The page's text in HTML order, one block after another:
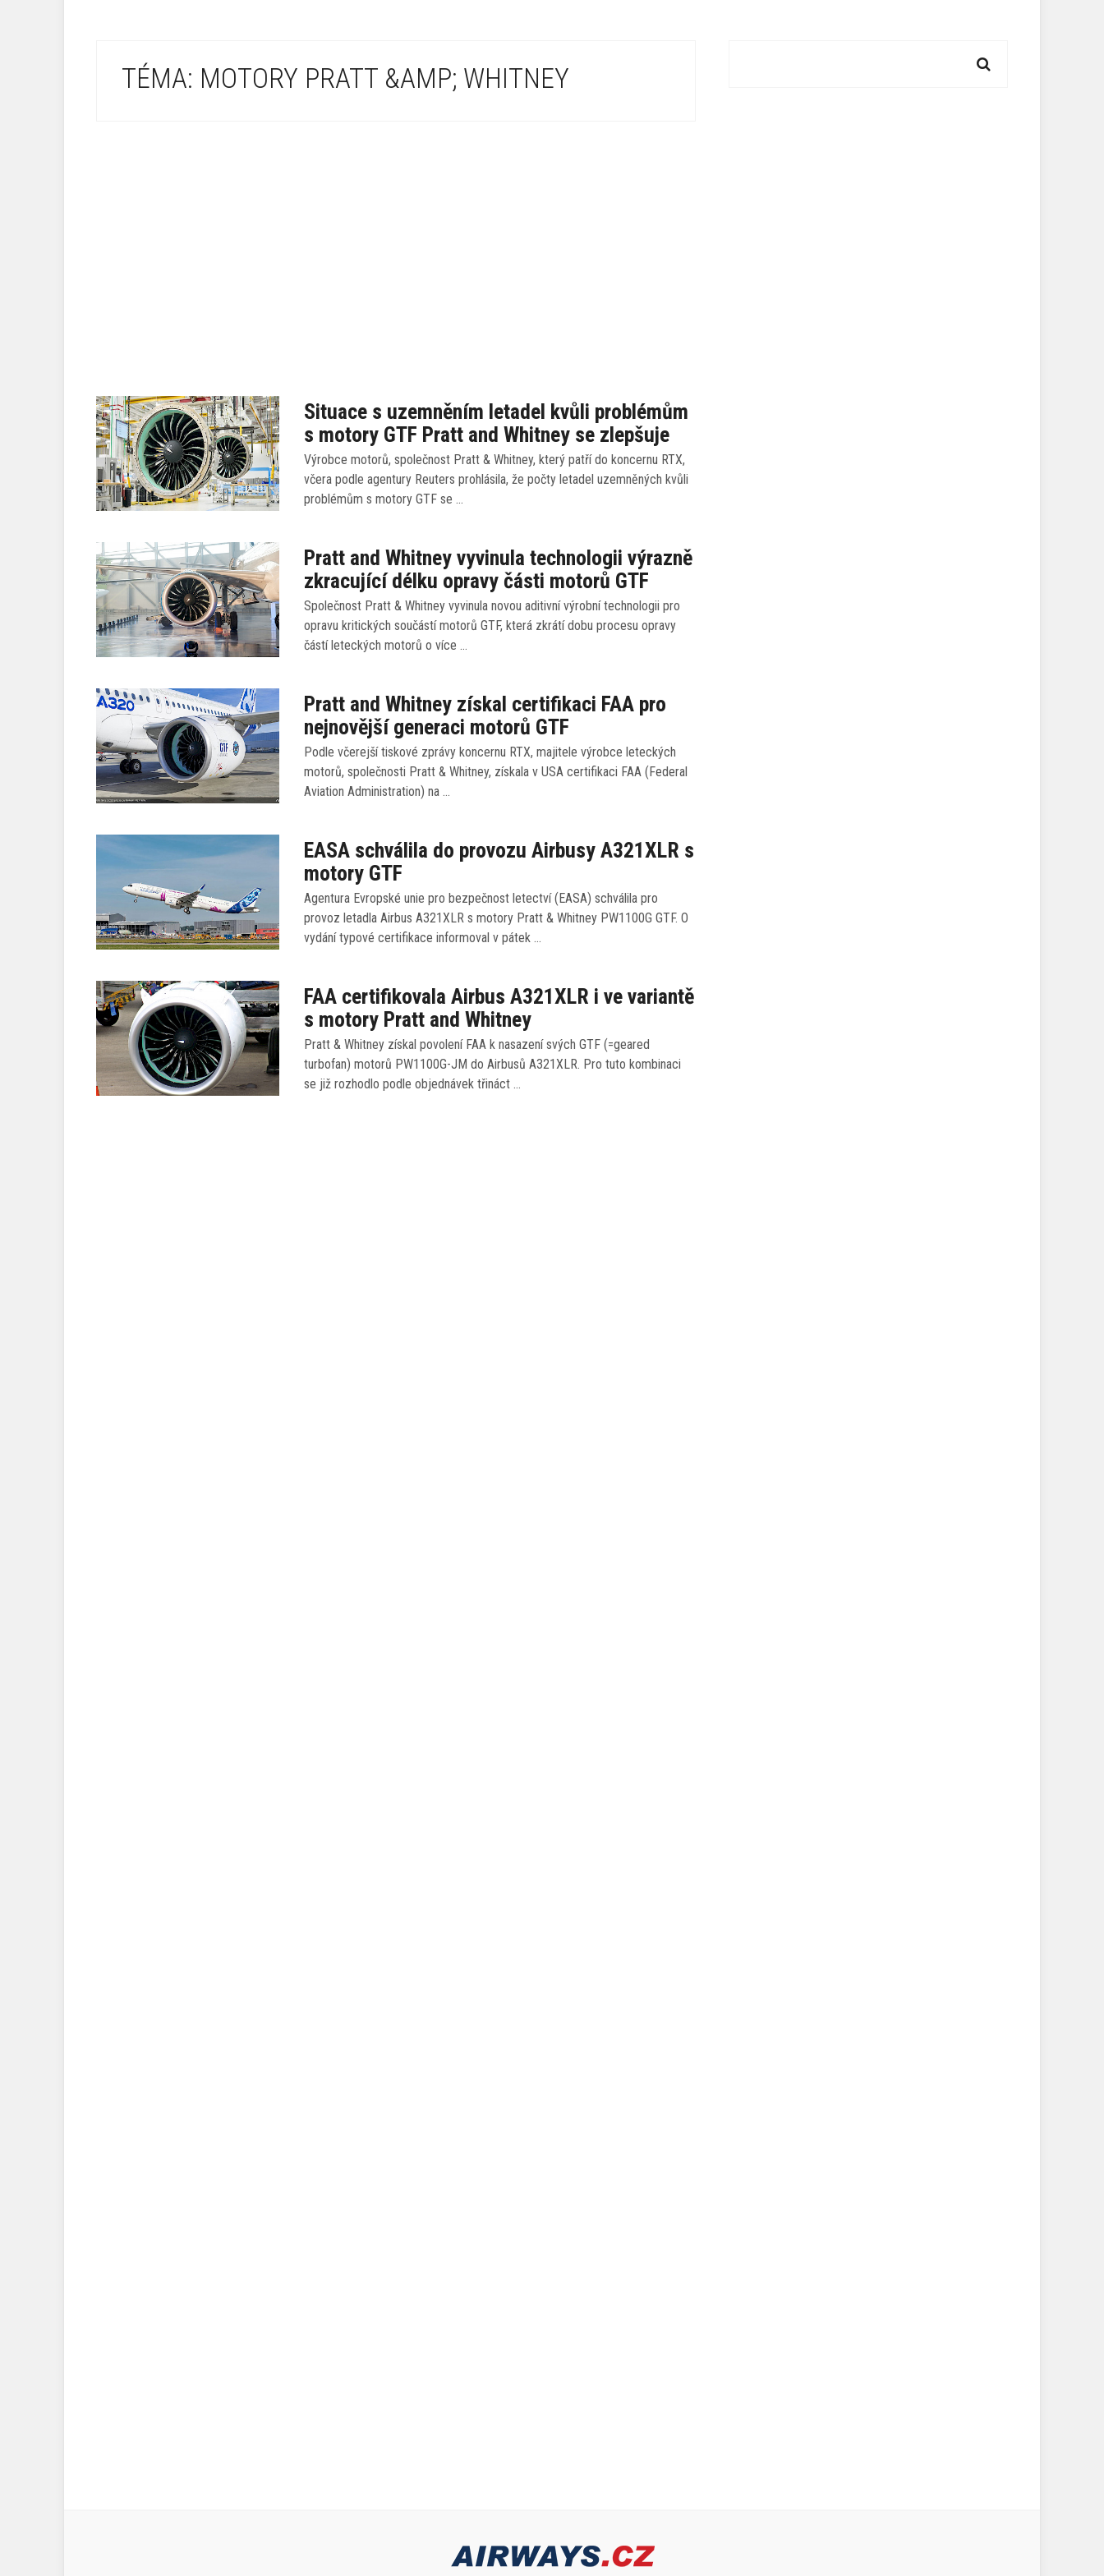
TÉMA: MOTORY PRATT &AMP; WHITNEY
Situace s uzemněním letadel kvůli problémům
s motory GTF Pratt and Whitney se zlepšuje
Výrobce motorů, společnost Pratt & Whitney, který patří do koncernu RTX,
včera podle agentury Reuters prohlásila, že počty letadel uzemněných kvůli
problémům s motory GTF se …
Pratt and Whitney vyvinula technologii výrazně
zkracující délku opravy části motorů GTF
Společnost Pratt & Whitney vyvinula novou aditivní výrobní technologii pro
opravu kritických součástí motorů GTF, která zkrátí dobu procesu opravy
částí leteckých motorů o více …
Pratt and Whitney získal certifikaci FAA pro
nejnovější generaci motorů GTF
Podle včerejší tiskové zprávy koncernu RTX, majitele výrobce leteckých
motorů, společnosti Pratt & Whitney, získala v USA certifikaci FAA (Federal
Aviation Administration) na …
EASA schválila do provozu Airbusy A321XLR s
motory GTF
Agentura Evropské unie pro bezpečnost letectví (EASA) schválila pro
provoz letadla Airbus A321XLR s motory Pratt & Whitney PW1100G GTF. O
vydání typové certifikace informoval v pátek …
FAA certifikovala Airbus A321XLR i ve variantě
s motory Pratt and Whitney
Pratt & Whitney získal povolení FAA k nasazení svých GTF (=geared
turbofan) motorů PW1100G-JM do Airbusů A321XLR. Pro tuto kombinaci
se již rozhodlo podle objednávek třináct …